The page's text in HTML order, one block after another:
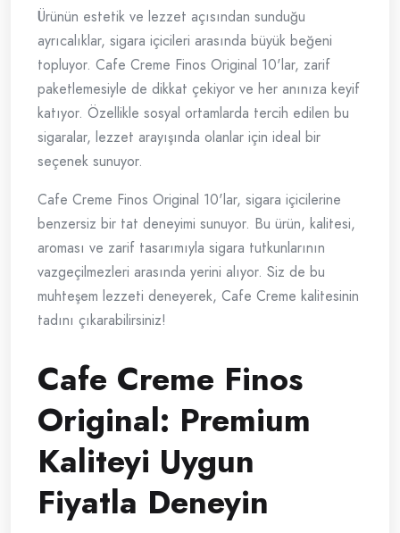
Ürünün estetik ve lezzet açısından sunduğu
ayrıcalıklar, sigara içicileri arasında büyük beğeni
topluyor. Cafe Creme Finos Original 10'lar, zarif
paketlemesiyle de dikkat çekiyor ve her anınıza keyif
katıyor. Özellikle sosyal ortamlarda tercih edilen bu
sigaralar, lezzet arayışında olanlar için ideal bir
seçenek sunuyor.
Cafe Creme Finos Original 10'lar, sigara içicilerine
benzersiz bir tat deneyimi sunuyor. Bu ürün, kalitesi,
aroması ve zarif tasarımıyla sigara tutkunlarının
vazgeçilmezleri arasında yerini alıyor. Siz de bu
muhteşem lezzeti deneyerek, Cafe Creme kalitesinin
tadını çıkarabilirsiniz!
Cafe Creme Finos
Original: Premium
Kaliteyi Uygun
Fiyatla Deneyin